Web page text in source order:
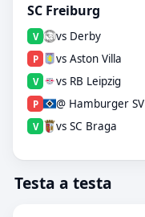
SC Freiburg
V vs Derby
P vs Aston Villa
V vs RB Leipzig
P @ Hamburger SV
V vs SC Braga
Testa a testa